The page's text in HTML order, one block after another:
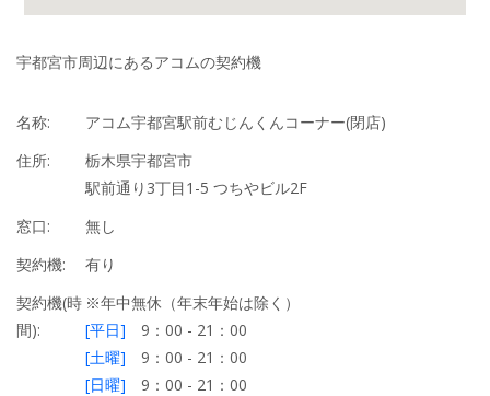
宇都宮市周辺にあるアコムの契約機
名称:
アコム宇都宮駅前むじんくんコーナー(閉店)
住所:
栃木県宇都宮市
駅前通り3丁目1-5 つちやビル2F
窓口:
無し
契約機:
有り
契約機(時
間):
※年中無休（年末年始は除く）
[平日] 9：00 - 21：00
[土曜] 9：00 - 21：00
[日曜] 9：00 - 21：00